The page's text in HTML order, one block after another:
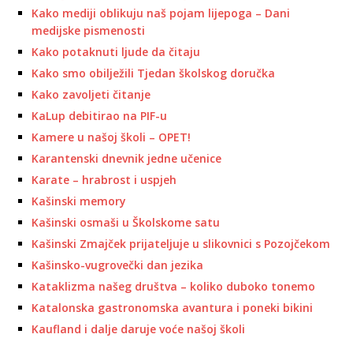
Kako mediji oblikuju naš pojam lijepoga – Dani
medijske pismenosti
Kako potaknuti ljude da čitaju
Kako smo obilježili Tjedan školskog doručka
Kako zavoljeti čitanje
KaLup debitirao na PIF-u
Kamere u našoj školi – OPET!
Karantenski dnevnik jedne učenice
Karate – hrabrost i uspjeh
Kašinski memory
Kašinski osmaši u Školskome satu
Kašinski Zmajček prijateljuje u slikovnici s Pozojčekom
Kašinsko-vugrovečki dan jezika
Kataklizma našeg društva – koliko duboko tonemo
Katalonska gastronomska avantura i poneki bikini
Kaufland i dalje daruje voće našoj školi